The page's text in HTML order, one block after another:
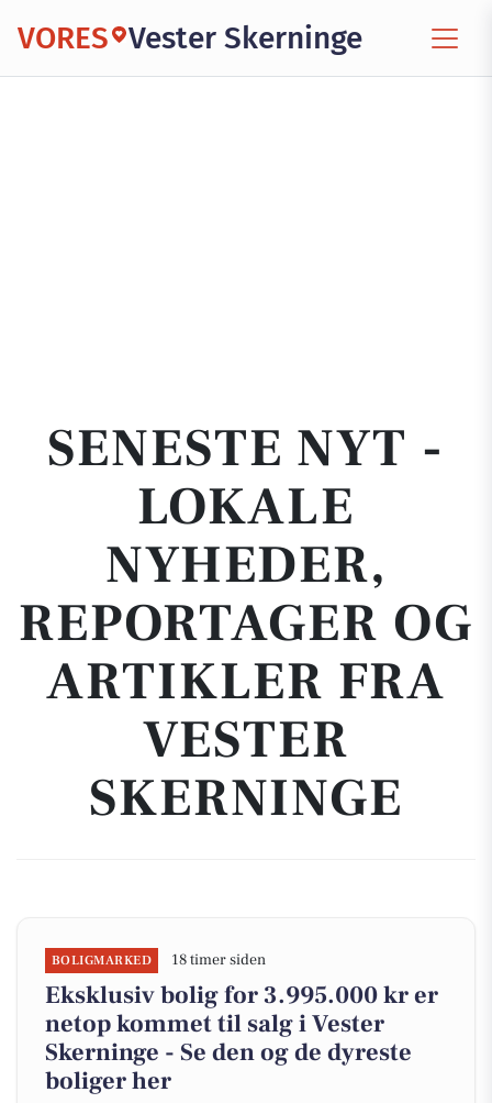
VORES Vester Skerninge
SENESTE NYT -
LOKALE
NYHEDER,
REPORTAGER OG
ARTIKLER FRA
VESTER
SKERNINGE
BOLIGMARKED 18 timer siden
Eksklusiv bolig for 3.995.000 kr er
netop kommet til salg i Vester
Skerninge - Se den og de dyreste
boliger her